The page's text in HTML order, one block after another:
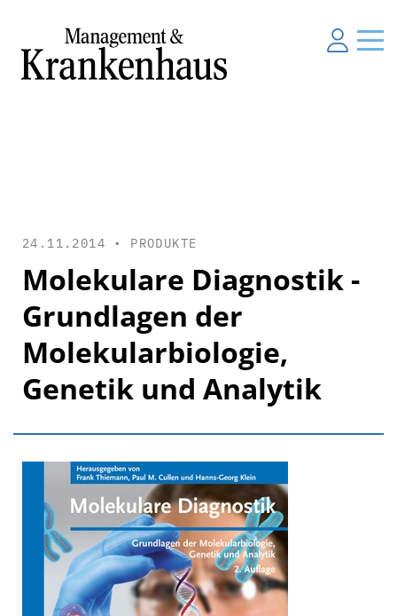
24.11.2014 • PRODUKTE
Molekulare Diagnostik -
Grundlagen der
Molekularbiologie,
Genetik und Analytik